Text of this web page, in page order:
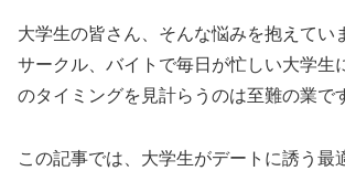
大学生の皆さん、そんな悩みを抱えてい
サークル、バイトで毎日が忙しい大学生
のタイミングを見計らうのは至難の業で
この記事では、大学生がデートに誘う最